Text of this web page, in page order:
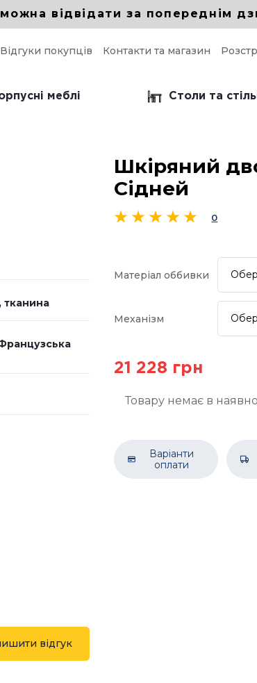
відвідати за попереднім
Відгуки покупців Контакти та магазин
меблі Столи та
тканина
відгук
Шкіряний
Сідней
0
Матеріал оббивки
Механізм
21 228 грн
Товару немає в
Варіанти
оплати